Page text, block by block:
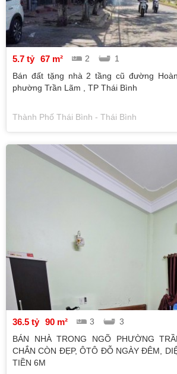
5.7 tỷ 67 m² 2
1
Bán đất tặng nhà 2 tầng cũ đường
phường Trần Lãm , TP Thái Bình
Thành Phố Thái Bình - Thái Bình
36.5 tỷ 90 m² 3
3
BÁN NHÀ TRONG NGÕ PHƯỜNG
CHẮN CÒN ĐẸP, ÔTÔ ĐỖ NGÀY ĐÊM,
TIỀN 6M